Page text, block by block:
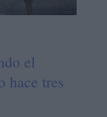
el
hace tres